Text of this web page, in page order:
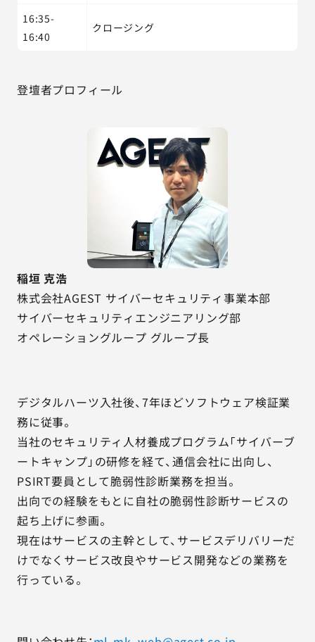
16:35-
16:40
クロージング
登壇者プロフィール
稲垣 克浩
株式会社AGEST サイバーセキュリティ事業本部
サイバーセキュリティエンジニアリング部
オペレーショングループ グループ長
デジタルハーツ入社後、7年ほどソフトウェア検証業
務に従事。
当社のセキュリティ人材養成プログラム「サイバーブ
ートキャンプ」の研修を経て、通信会社に出向し、
PSIRT要員として脆弱性診断業務を担当。
出向での経験をもとに自社の脆弱性診断サービスの
起ち上げに参画。
現在はサービスの主幹として、サービスデリバリーだ
けでなくサービス改良やサービス開発などの業務を
行っている。